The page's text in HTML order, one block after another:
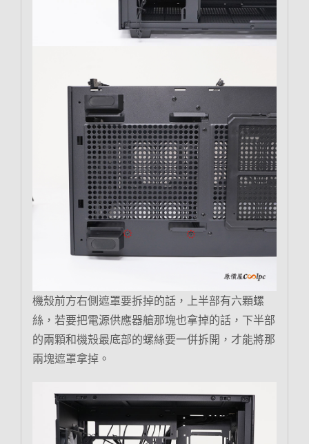
機殼前方右側遮罩要拆掉的話，上半部有六顆螺
絲，若要把電源供應器艙那塊也拿掉的話，下半部
的兩顆和機殼最底部的螺絲要一併拆開，才能將那
兩塊遮罩拿掉。